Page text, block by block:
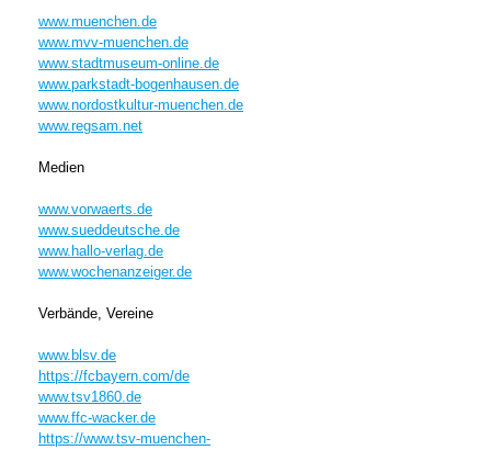
www.muenchen.de
www.mvv-muenchen.de
www.stadtmuseum-online.de
www.parkstadt-bogenhausen.de
www.nordostkultur-muenchen.de
www.regsam.net
Medien
www.vorwaerts.de
www.sueddeutsche.de
www.hallo-verlag.de
www.wochenanzeiger.de
Verbände, Vereine
www.blsv.de
https://fcbayern.com/de
www.tsv1860.de
www.ffc-wacker.de
https://www.tsv-muenchen-